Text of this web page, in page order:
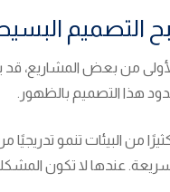
التصميم
من بعض المشاريع، قد
هذا التصميم بالظهور.
من البيئات تنمو
عندها لا تكون